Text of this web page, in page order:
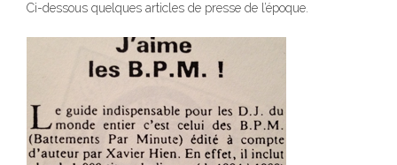
Ci-dessous quelques articles de presse de l’époque.